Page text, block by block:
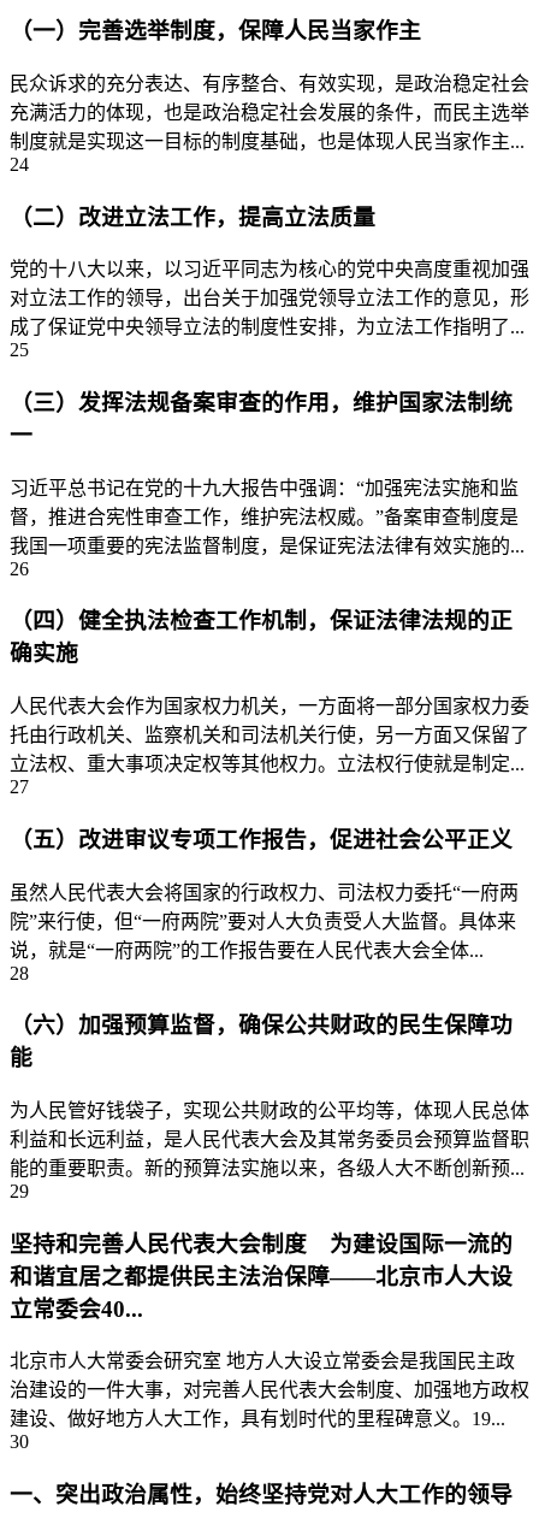
（一）完善选举制度，保障人民当家作主
民众诉求的充分表达、有序整合、有效实现，是政治稳定社会
充满活力的体现，也是政治稳定社会发展的条件，而民主选举
制度就是实现这一目标的制度基础，也是体现人民当家作主...
24
（二）改进立法工作，提高立法质量
党的十八大以来，以习近平同志为核心的党中央高度重视加强
对立法工作的领导，出台关于加强党领导立法工作的意见，形
成了保证党中央领导立法的制度性安排，为立法工作指明了...
25
（三）发挥法规备案审查的作用，维护国家法制统
一
习近平总书记在党的十九大报告中强调：“加强宪法实施和监
督，推进合宪性审查工作，维护宪法权威。”备案审查制度是
我国一项重要的宪法监督制度，是保证宪法法律有效实施的...
26
（四）健全执法检查工作机制，保证法律法规的正
确实施
人民代表大会作为国家权力机关，一方面将一部分国家权力委
托由行政机关、监察机关和司法机关行使，另一方面又保留了
立法权、重大事项决定权等其他权力。立法权行使就是制定...
27
（五）改进审议专项工作报告，促进社会公平正义
虽然人民代表大会将国家的行政权力、司法权力委托“一府两
院”来行使，但“一府两院”要对人大负责受人大监督。具体来
说，就是“一府两院”的工作报告要在人民代表大会全体...
28
（六）加强预算监督，确保公共财政的民生保障功
能
为人民管好钱袋子，实现公共财政的公平均等，体现人民总体
利益和长远利益，是人民代表大会及其常务委员会预算监督职
能的重要职责。新的预算法实施以来，各级人大不断创新预...
29
坚持和完善人民代表大会制度 为建设国际一流的
和谐宜居之都提供民主法治保障——北京市人大设
立常委会40...
北京市人大常委会研究室 地方人大设立常委会是我国民主政
治建设的一件大事，对完善人民代表大会制度、加强地方政权
建设、做好地方人大工作，具有划时代的里程碑意义。19...
30
一、突出政治属性，始终坚持党对人大工作的领导